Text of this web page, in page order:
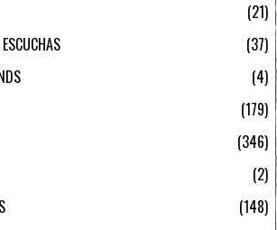
21
37
4
179
346
2
148